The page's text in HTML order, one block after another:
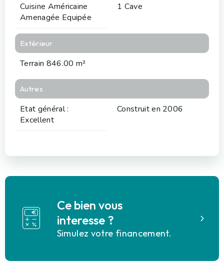
Cuisine Américaine
Amenagée Equipée
1 Cave
Extérieur
Terrain 846.00 m²
Autres
Etat général :
Excellent
Construit en 2006
Ce bien vous
interesse ?
Simulez votre financement.